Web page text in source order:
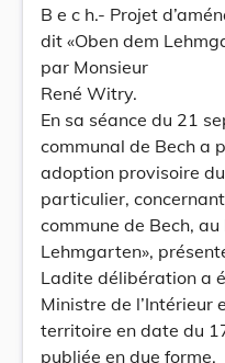
B e c h.- Projet
dit «Oben dem
par Monsieur
René Witry.
En sa séance du 21
communal de Bech a
adoption provisoire
particulier,
commune de Bech,
Lehmgarten»,
Ladite délibération a
Ministre de l’Intérieur
territoire en date du
publiée en due forme.